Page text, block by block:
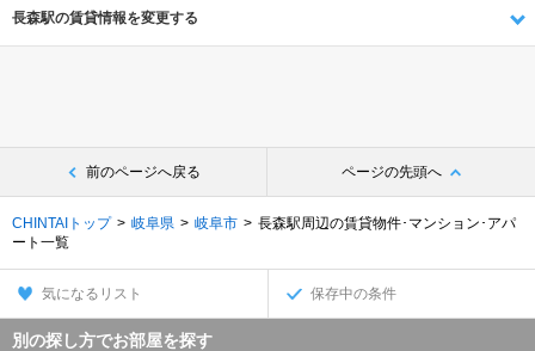
長森駅の賃貸情報を変更する
前のページへ戻る ページの先頭へ
CHINTAIトップ 岐阜県 岐阜市
長森駅周辺の賃貸物件･マンション･アパ
ート一覧
気になるリスト 保存中の条件
別の探し方でお部屋を探す